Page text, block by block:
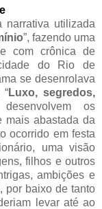
narrativa utilizada
”, fazendo uma
com crônica de
do Rio de
se desenrolava
Luxo, segredos,
os
mais abastada da
ocorrido em festa
uma visão
filhos e outros
ambições e
por baixo de tanto
levar até ao